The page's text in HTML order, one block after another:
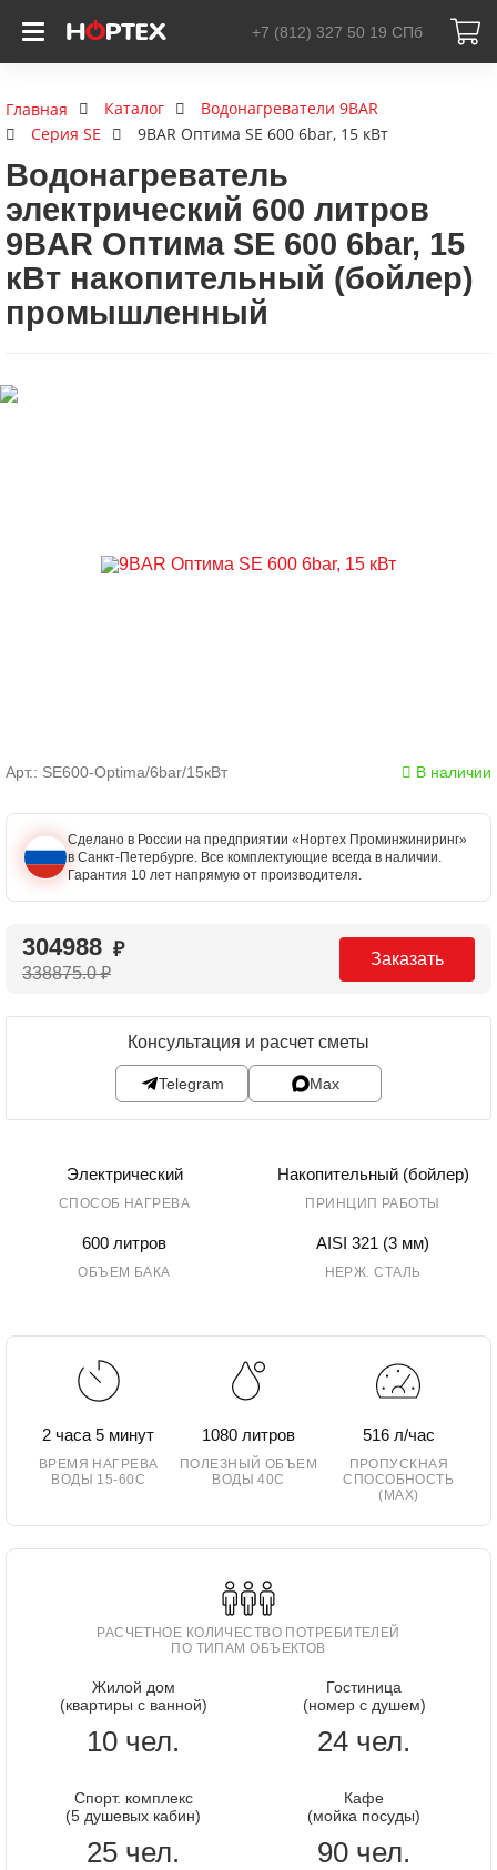
+7 (812) 327 50 19 СПб
Главная Каталог
Водонагреватели 9BAR
Серия SE
9BAR Оптима SE 600 6bar, 15 кВт
Водонагреватель
электрический 600 литров
9BAR Оптима SE 600 6bar, 15
кВт накопительный (бойлер)
промышленный
Арт.: SE600-Optima/6bar/15кВт В наличии
Сделано в России на предприятии «Нортех Проминжиниринг»
в Санкт-Петербурге. Все комплектующие всегда в наличии.
Гарантия 10 лет напрямую от производителя.
304988 ₽
338875.0₽
Заказать
Консультация и расчет сметы
Telegram Max
СПОСОБ НАГРЕВА
Электрический
ПРИНЦИП РАБОТЫ
Накопительный (бойлер)
ОБЪЕМ БАКА
600 литров
НЕРЖ. СТАЛЬ
AISI 321 (3 мм)
ВРЕМЯ НАГРЕВА
ВОДЫ 15-60С
2 часа 5 минут
ПОЛЕЗНЫЙ ОБЪЕМ
ВОДЫ 40С
1080 литров
ПРОПУСКНАЯ
СПОСОБНОСТЬ
(MAX)
516 л/час
РАСЧЕТНОЕ КОЛИЧЕСТВО ПОТРЕБИТЕЛЕЙ
ПО ТИПАМ ОБЪЕКТОВ
Жилой дом
(квартиры с ванной)
10 чел.
Гостиница
(номер с душем)
24 чел.
Спорт. комплекс
(5 душевых кабин)
25 чел.
Кафе
(мойка посуды)
90 чел.